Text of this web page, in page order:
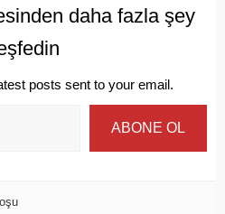
daha fazla şey
posts sent to your email.
ABONE OL